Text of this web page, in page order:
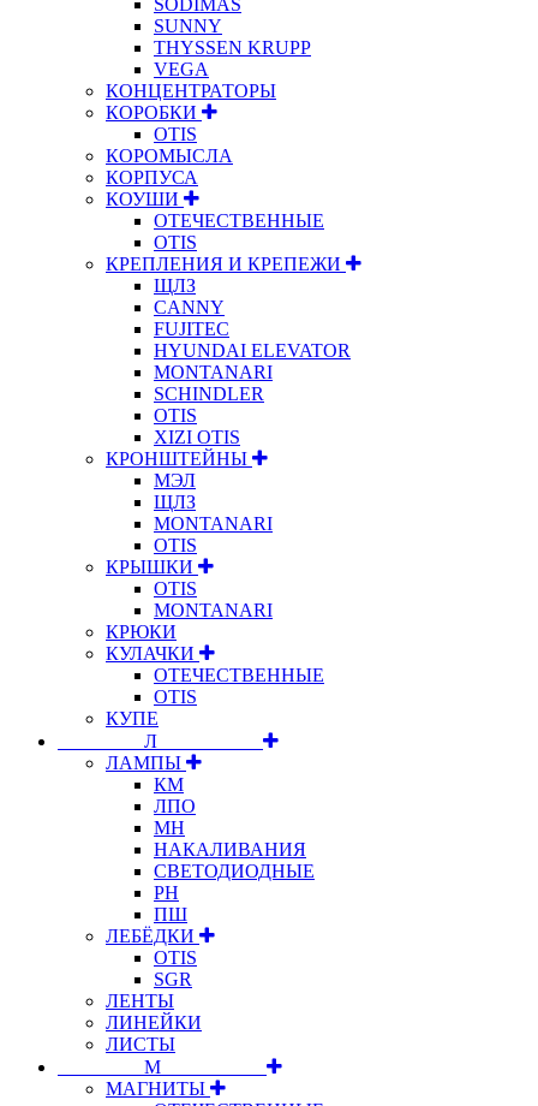
SUNNY
THYSSEN KRUPP
VEGA
КОНЦЕНТРАТОРЫ
КОРОБКИ
OTIS
КОРОМЫСЛА
КОРПУСА
КОУШИ
ОТЕЧЕСТВЕННЫЕ
OTIS
КРЕПЛЕНИЯ И КРЕПЕЖИ
ЩЛЗ
CANNY
FUJITEC
HYUNDAI ELEVATOR
MONTANARI
SCHINDLER
OTIS
XIZI OTIS
КРОНШТЕЙНЫ
МЭЛ
ЩЛЗ
MONTANARI
OTIS
КРЫШКИ
OTIS
MONTANARI
КРЮКИ
КУЛАЧКИ
ОТЕЧЕСТВЕННЫЕ
OTIS
КУПЕ
⠀⠀⠀⠀⠀⠀Л⠀⠀⠀⠀⠀⠀⠀
ЛАМПЫ
КМ
ЛПО
МН
НАКАЛИВАНИЯ
СВЕТОДИОДНЫЕ
РН
ПШ
ЛЕБЁДКИ
OTIS
SGR
ЛЕНТЫ
ЛИНЕЙКИ
ЛИСТЫ
⠀⠀⠀⠀⠀⠀М⠀⠀⠀⠀⠀⠀⠀
МАГНИТЫ